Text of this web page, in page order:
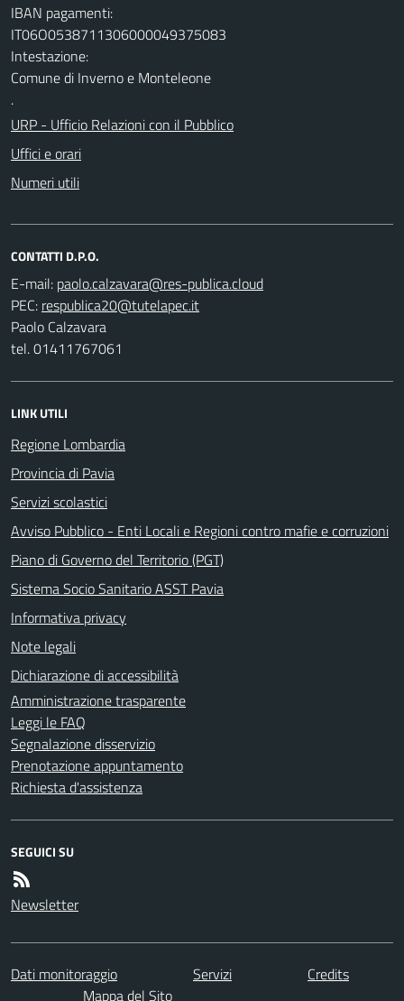
IBAN pagamenti:
IT06O0538711306000049375083
Intestazione:
Comune di Inverno e Monteleone
.
URP - Ufficio Relazioni con il Pubblico
Uffici e orari
Numeri utili
CONTATTI D.P.O.
E-mail:
PEC:
Paolo Calzavara
tel. 01411767061
LINK UTILI
Regione Lombardia
Provincia di Pavia
Servizi scolastici
Avviso Pubblico - Enti Locali e Regioni contro mafie e corruzioni
Piano di Governo del Territorio (PGT)
Sistema Socio Sanitario ASST Pavia
Informativa privacy
Note legali
Dichiarazione di accessibilità
Amministrazione trasparente
Leggi le FAQ
Segnalazione disservizio
Prenotazione appuntamento
Richiesta d'assistenza
SEGUICI SU
Newsletter
Dati monitoraggio Servizi
Credits
Mappa del Sito